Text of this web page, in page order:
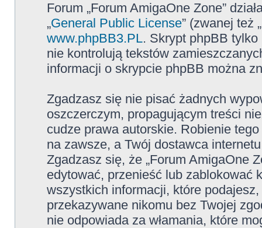
Forum „Forum AmigaOne Zone”
„General Public License” (zwanej też
www.phpBB3.PL. Skrypt phpBB tylko
nie kontrolują tekstów
informacji o skrypcie phpBB można
Zgadzasz się nie pisać żadnych
oszczerczym, propagującym treści
cudze prawa autorskie. Robienie
na zawsze, a Twój dostawca
Zgadzasz się, że „Forum AmigaOne
edytować, przenieść lub zablokować
wszystkich informacji, które
przekazywane nikomu bez Twojej
nie odpowiada za włamania, które